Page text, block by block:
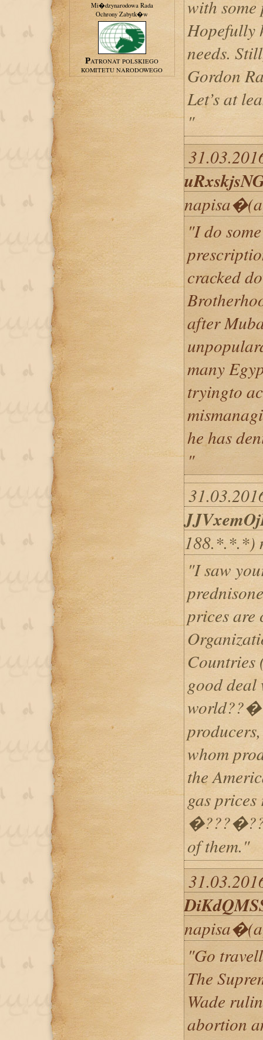
Mi�dzynarodowa Rada
Ochrony Zabytk�w
PATRONAT POLSKIEGO
KOMITETU NARODOWEGO
with some
Hopefully
needs.
Gordon
Let’s at
"
"I do
cracked
after
many
tryingto
he has
"
188.*.*.*)
"I saw
prices are
Countries
good deal
whom
the
gas
of them."
"Go
The
Wade
abortion